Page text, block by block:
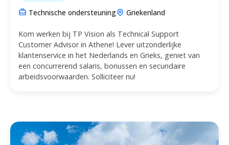
Technische ondersteuning Griekenland
Kom werken bij TP Vision als Technical Support
Customer Advisor in Athene! Lever uitzonderlijke
klantenservice in het Nederlands en Grieks, geniet van
een concurrerend salaris, bonussen en secundaire
arbeidsvoorwaarden. Solliciteer nu!